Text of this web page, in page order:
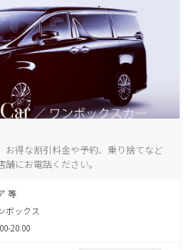
お得な割引料金や予約、乗り捨てなど
にお電話ください。
等
ボックス
20:00